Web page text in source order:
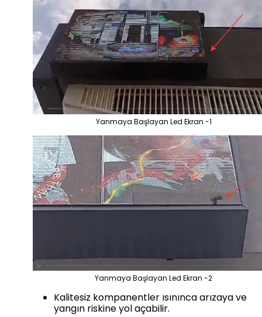
Yanmaya Başlayan Led Ekran -1
Yanmaya Başlayan Led Ekran -2
Kalitesiz kompanentler ısınınca arızaya ve
yangın riskine yol açabilir.